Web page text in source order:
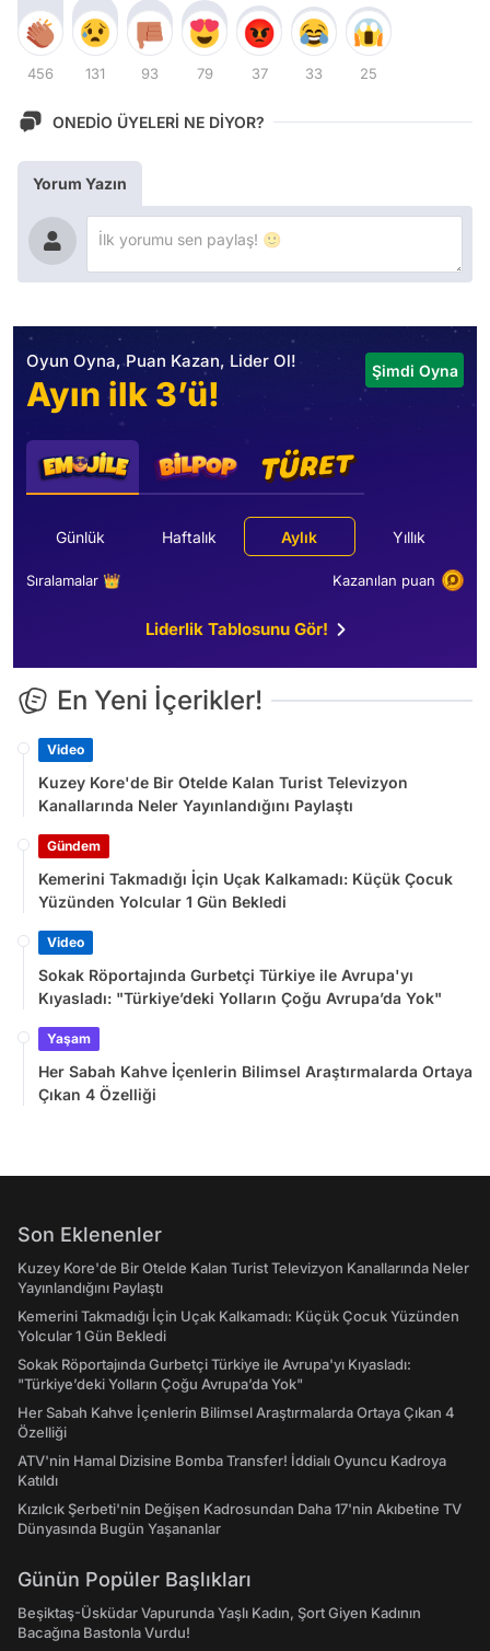
456 131 93 79 37 33 25
ONEDİO ÜYELERİ NE DİYOR?
Yorum Yazın
Oyun Oyna, Puan Kazan, Lider Ol!
Ayın ilk 3’ü!
Şimdi Oyna
Günlük Haftalık Aylık Yıllık
Sıralamalar 👑 Kazanılan puan
Liderlik Tablosunu Gör!
En Yeni İçerikler!
Video
Kuzey Kore'de Bir Otelde Kalan Turist Televizyon
Kanallarında Neler Yayınlandığını Paylaştı
Gündem
Kemerini Takmadığı İçin Uçak Kalkamadı: Küçük Çocuk
Yüzünden Yolcular 1 Gün Bekledi
Video
Sokak Röportajında Gurbetçi Türkiye ile Avrupa'yı
Kıyasladı: "Türkiye’deki Yolların Çoğu Avrupa’da Yok"
Yaşam
Her Sabah Kahve İçenlerin Bilimsel Araştırmalarda Ortaya
Çıkan 4 Özelliği
Son Eklenenler
Kuzey Kore'de Bir Otelde Kalan Turist Televizyon Kanallarında Neler
Yayınlandığını Paylaştı
Kemerini Takmadığı İçin Uçak Kalkamadı: Küçük Çocuk Yüzünden
Yolcular 1 Gün Bekledi
Sokak Röportajında Gurbetçi Türkiye ile Avrupa'yı Kıyasladı:
"Türkiye’deki Yolların Çoğu Avrupa’da Yok"
Her Sabah Kahve İçenlerin Bilimsel Araştırmalarda Ortaya Çıkan 4
Özelliği
ATV'nin Hamal Dizisine Bomba Transfer! İddialı Oyuncu Kadroya
Katıldı
Kızılcık Şerbeti'nin Değişen Kadrosundan Daha 17'nin Akıbetine TV
Dünyasında Bugün Yaşananlar
Günün Popüler Başlıkları
Beşiktaş-Üsküdar Vapurunda Yaşlı Kadın, Şort Giyen Kadının
Bacağına Bastonla Vurdu!